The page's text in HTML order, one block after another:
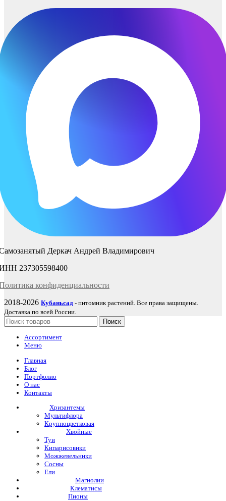
Деркач Андрей Владимирович
237305598400
конфиденциальности
2018-2026 Кубаньсад - питомник растений. Все права защищены.
Доставка по всей России.
Поиск
Ассортимент
Меню
Главная
Блог
Портфолио
О нас
Контакты
Хризантемы
Мультифлора
Крупноцветковая
Хвойные
Туи
Кипарисовики
Можжевельники
Сосны
Ели
Магнолии
Клематисы
Пионы